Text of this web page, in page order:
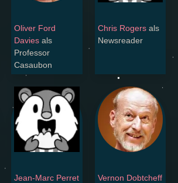
Oliver Ford
Davies als
Professor
Casaubon
Chris Rogersals
Newsreader
Jean-Marc Perret
Vernon Dobtcheff